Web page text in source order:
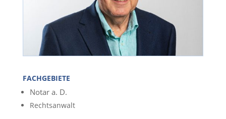
FACHGEBIETE
Notar a. D.
Rechtsanwalt